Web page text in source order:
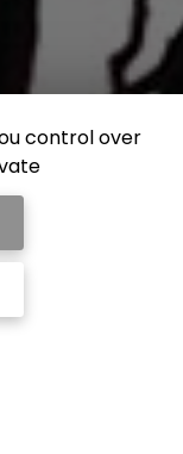
control over